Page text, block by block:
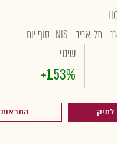
תל-אביב NIS סוף יום
שינוי
+1.53%
לתיק התראות